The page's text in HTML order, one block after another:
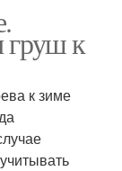
груш к
к зиме